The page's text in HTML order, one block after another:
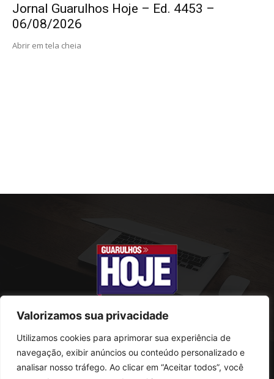
Valorizamos sua privacidade
Utilizamos cookies para aprimorar sua experiência de
navegação, exibir anúncios ou conteúdo personalizado e
analisar nosso tráfego. Ao clicar em “Aceitar todos”, você
Jornal Guarulhos Hoje – Ed. 4453 –
06/08/2026
Abrir em tela cheia
SOBRE NÓS